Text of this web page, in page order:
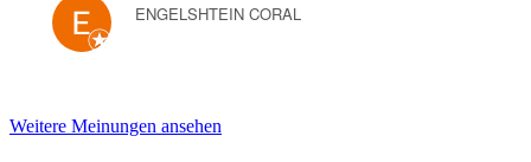
ENGELSHTEIN CORAL
Weitere Meinungen ansehen